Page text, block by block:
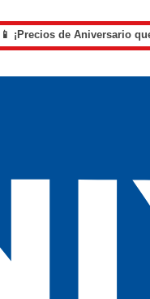
📱 ¡Precios de Aniversario